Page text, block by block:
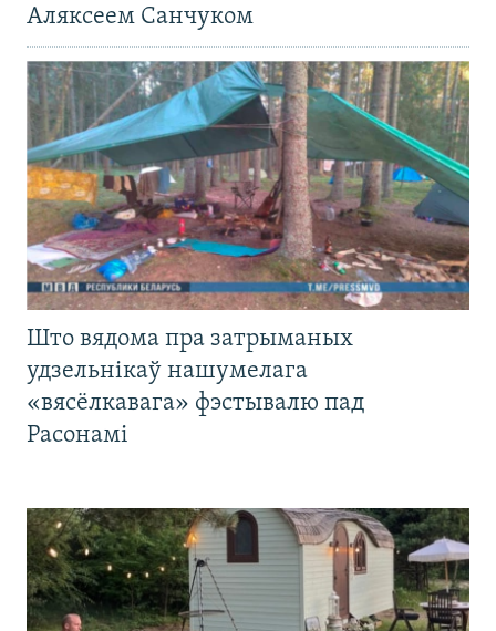
Аляксеем Санчуком
Што вядома пра затрыманых
удзельнікаў нашумелага
«вясёлкавага» фэстывалю пад
Расонамі